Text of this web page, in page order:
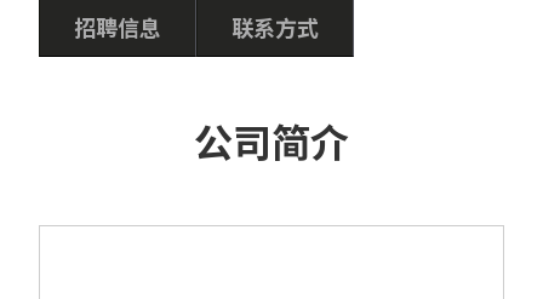
招聘信息
联系方式
公司简介